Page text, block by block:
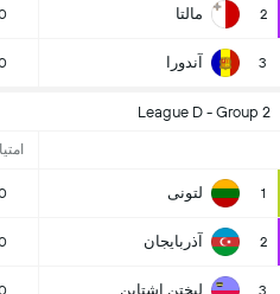
2 مالتا
3 آندورا
League D - Group 2
1 لتونی
2 آذربایجان
3 لیختن اشتاین